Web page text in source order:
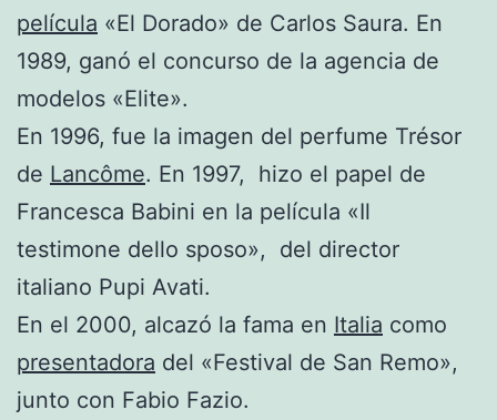
película «El Dorado» de Carlos Saura. En
1989, ganó el concurso de la agencia de
modelos «Elite».
En 1996, fue la imagen del perfume Trésor
de Lancôme. En 1997, hizo el papel de
Francesca Babini en la película «Il
testimone dello sposo», del director
italiano Pupi Avati.
En el 2000, alcazó la fama en Italia como
presentadora del «Festival de San Remo»,
junto con Fabio Fazio.